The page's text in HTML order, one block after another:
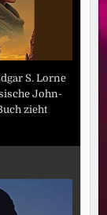
S. Lorne
John-
zieht